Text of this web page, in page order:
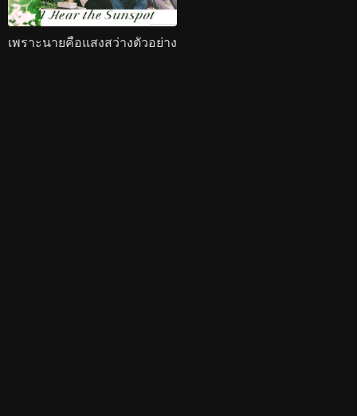
เพราะนายคือแสงสว่างตัวอย่าง